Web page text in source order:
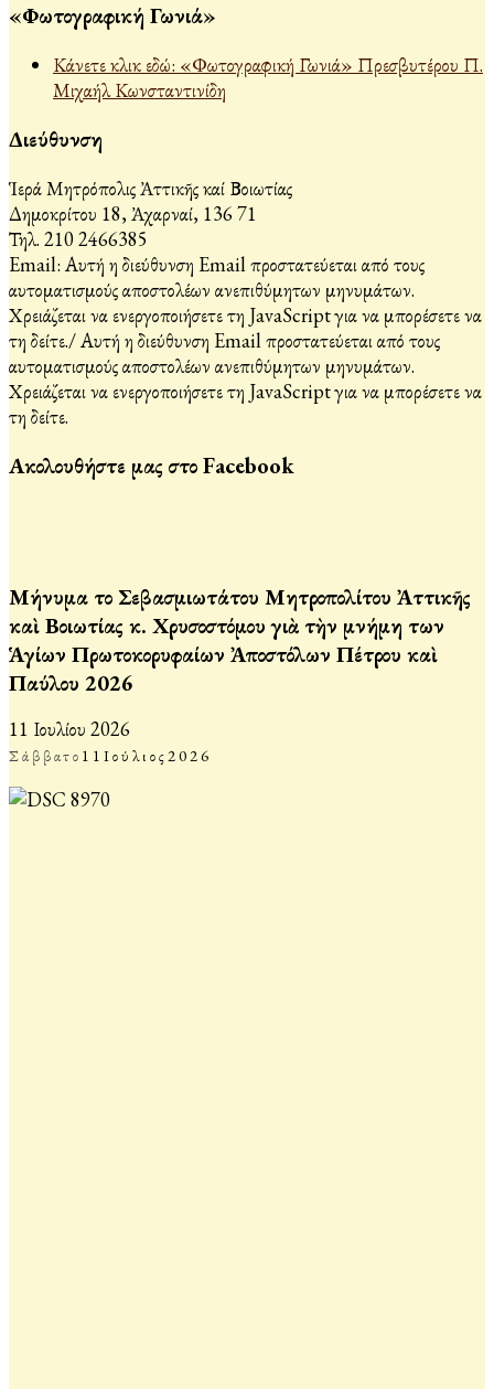
«Φωτογραφική Γωνιά»
Κάνετε κλικ εδώ: «Φωτογραφική Γωνιά» Πρεσβυτέρου Π.
Μιχαήλ Κωνσταντινίδη
Διεύθυνση
Ἱερά Μητρόπολις Ἀττικῆς καί Βοιωτίας
Δημοκρίτου 18, Ἀχαρναί, 136 71
Τηλ. 210 2466385
Email: Αυτή η διεύθυνση Email προστατεύεται από τους
αυτοματισμούς αποστολέων ανεπιθύμητων μηνυμάτων.
Χρειάζεται να ενεργοποιήσετε τη JavaScript για να μπορέσετε να
τη δείτε./Αυτή η διεύθυνση Email προστατεύεται από τους
αυτοματισμούς αποστολέων ανεπιθύμητων μηνυμάτων.
Χρειάζεται να ενεργοποιήσετε τη JavaScript για να μπορέσετε να
τη δείτε.
Ακολουθήστε μας στο Facebook
Μήνυμα τοῦ Σεβασμιωτάτου Μητροπολίτου Ἀττικῆς
καὶ Βοιωτίας κ. Χρυσοστόμου γιὰ τὴν μνήμη των
Ἁγίων Πρωτοκορυφαίων Ἀποστόλων Πέτρου καὶ
Παύλου 2026
11 Ιουλίου 2026
Σάββατο 11 Ιούλιος 2026